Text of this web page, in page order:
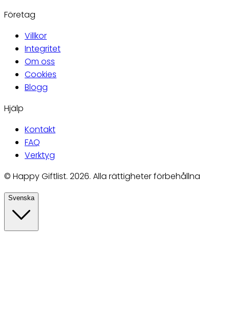
Företag
Villkor
Integritet
Om oss
Cookies
Blogg
Hjälp
Kontakt
FAQ
Verktyg
© Happy Giftlist. 2026. Alla rättigheter förbehållna
Svenska